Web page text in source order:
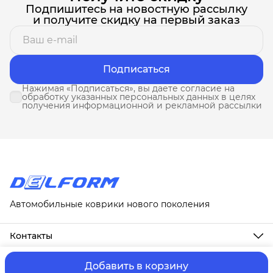
Добавить в корзину
Подпишитесь на новостную рассылку
и получите скидку на первый заказ
Подписаться
Нажимая «Подписаться», вы даете согласие на
обработку указанных персональных данных в целях
получения информационной и рекламной рассылки
Автомобильные коврики нового поколения
Контакты
Адрес
г. Москва, ул. Новослободская, д. 20, 1А
ⓒ ИП Третьякова Т.А.Оплата и Доставка